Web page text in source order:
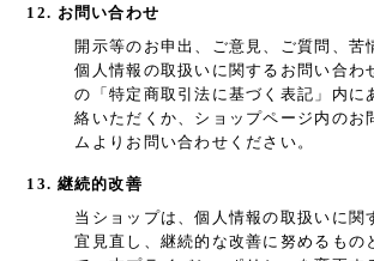
12. お問い合わせ
開示等のお申出、ご意見、ご質問、苦
個人情報の取扱いに関するお問い合わ
の「特定商取引法に基づく表記」内に
絡いただくか、ショップページ内のお
ムよりお問い合わせください。
13. 継続的改善
当ショップは、個人情報の取扱いに関
宜見直し、継続的な改善に努めるもの